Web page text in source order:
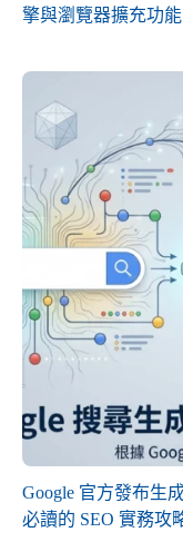
擎與瀏覽器擴充功能
Google 官方發布生
必讀的 SEO 實務攻